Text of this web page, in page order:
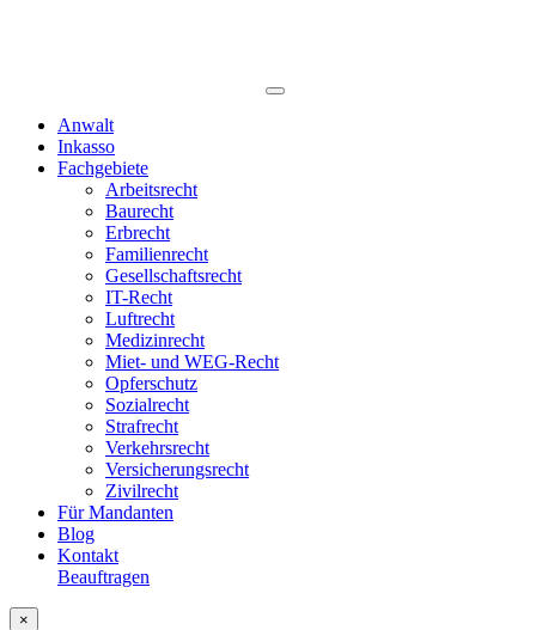
Anwalt
Inkasso
Fachgebiete
Arbeitsrecht
Baurecht
Erbrecht
Familienrecht
Gesellschaftsrecht
IT-Recht
Luftrecht
Medizinrecht
Miet- und WEG-Recht
Opferschutz
Sozialrecht
Strafrecht
Verkehrsrecht
Versicherungsrecht
Zivilrecht
Für Mandanten
Blog
Kontakt
Beauftragen
×